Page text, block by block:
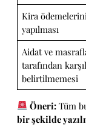
Kira
yapılması
Aidat ve
tarafından
belirtilmemesi
Öneri:Tüm
bir şekilde